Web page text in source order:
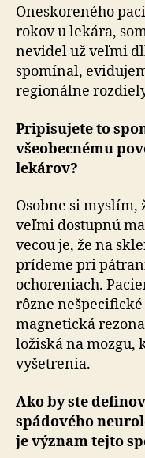
Oneskoreného
rokov u lekára,
nevidel už veľmi
spomínal,
regionálne
Pripisujete to
všeobecnému
lekárov?
Osobne si myslím,
veľmi dostupnú
vecou je, že na
prídeme pri
ochoreniach.
rôzne
magnetická
ložiská na mozgu,
vyšetrenia.
Ako by ste
spádového
je význam tejto